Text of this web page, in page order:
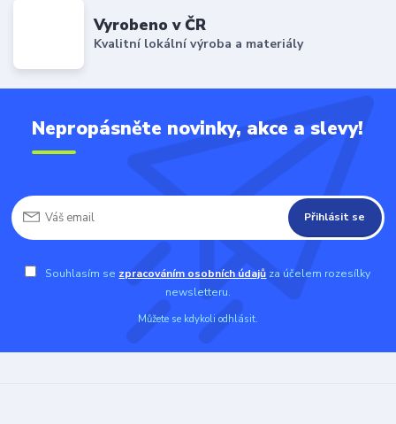
Vyrobeno v ČR
Kvalitní lokální výroba a materiály
Nepropásněte novinky, akce a slevy!
Přihlásit se
Souhlasím se zpracováním osobních údajů za účelem rozesílky
newsletteru.
Můžete se kdykoli odhlásit.